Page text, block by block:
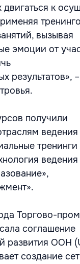
двигаться к
вызывая
эмоции от
результатов»,
получили
тренинги
Торгово-
соглашение
развития ООН
создание